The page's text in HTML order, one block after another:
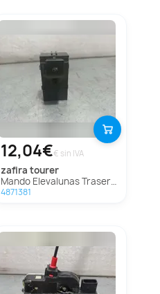
12,04€€ sin IVA
zafira tourer
Mando Elevalunas Trasero Izquierdo Para Opel Zafira Tourer
4871381